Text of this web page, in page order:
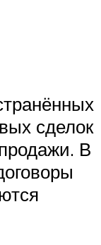
сделок
В